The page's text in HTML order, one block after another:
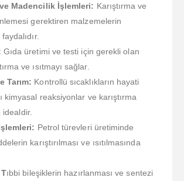
Madencilik İşlemleri: Karıştırma ve
gerektiren malzemelerin
Gıda üretimi ve testi için gerekli olan
ve ısıtmayı sağlar.
Tarım: Kontrollü sıcaklıkların hayati
kimyasal reaksiyonlar ve karıştırma
idealdir.
Petrol türevleri üretiminde
karıştırılması ve ısıtılmasında
ıbbi bileşiklerin hazırlanması ve sentezi